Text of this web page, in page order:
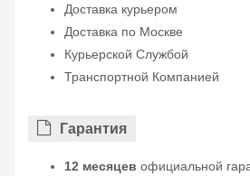
Доставка курьером
Доставка по Москве
Курьерской Службой
Транспортной Компанией
Гарантия
12 месяцев официальной